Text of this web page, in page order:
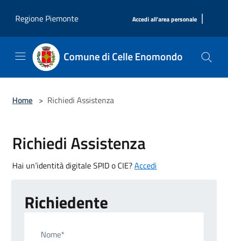
Regione Piemonte
Accedi all'area personale |
Comune di Celle Enomondo
Home > Richiedi Assistenza
Richiedi Assistenza
Hai un’identità digitale SPID o CIE?Accedi
Richiedente
Nome*